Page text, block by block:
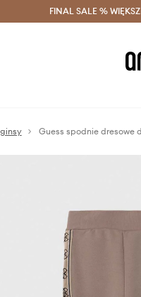
Oszczędzaj z Answear Club >
FINAL SALE %
Guess spodnie dresowe